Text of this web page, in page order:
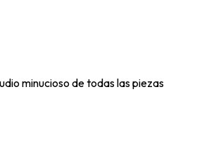
minucioso de todas las piezas